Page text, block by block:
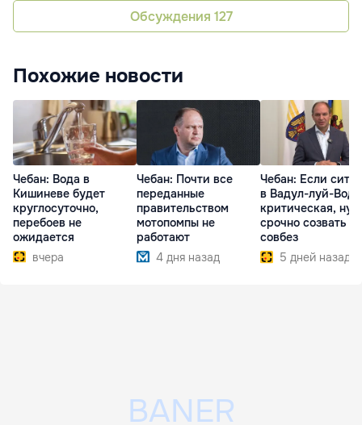
Обсуждения 127
Похожие новости
Чебан: Вода в
Кишиневе будет
круглосуточно,
перебоев не
ожидается
вчера
Чебан: Почти все
переданные
правительством
мотопомпы не
работают
4 дня назад
Чебан: Если
в Вадул-луй-Водэ
критическая,
срочно созвать
совбез
5 дней назад